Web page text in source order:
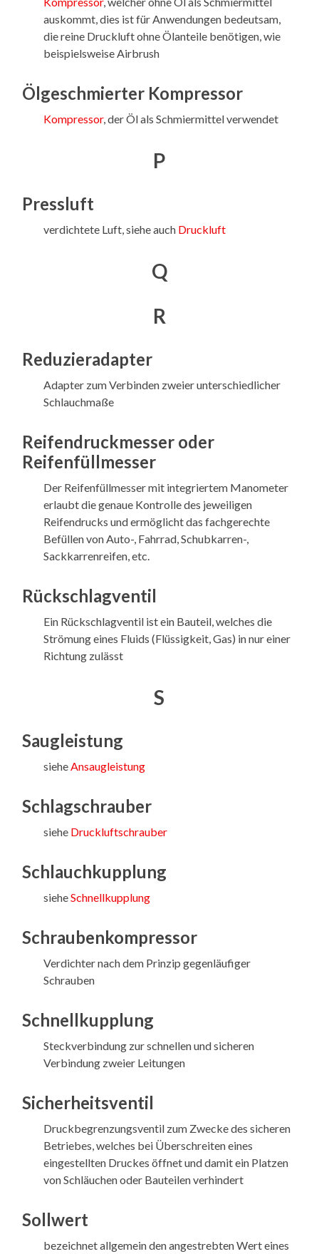
auskommt, dies ist für Anwendungen bedeutsam,
die reine Druckluft ohne Ölanteile benötigen, wie
beispielsweise Airbrush
Ölgeschmierter Kompressor
Kompressor, der Öl als Schmiermittel verwendet
P
Pressluft
verdichtete Luft, siehe auch Druckluft
Q
R
Reduzieradapter
Adapter zum Verbinden zweier unterschiedlicher
Schlauchmaße
Reifendruckmesser oder
Reifenfüllmesser
Der Reifenfüllmesser mit integriertem Manometer
erlaubt die genaue Kontrolle des jeweiligen
Reifendrucks und ermöglicht das fachgerechte
Befüllen von Auto-, Fahrrad, Schubkarren-,
Sackkarrenreifen, etc.
Rückschlagventil
Ein Rückschlagventil ist ein Bauteil, welches die
Strömung eines Fluids (Flüssigkeit, Gas) in nur einer
Richtung zulässt
S
Saugleistung
siehe Ansaugleistung
Schlagschrauber
siehe Druckluftschrauber
Schlauchkupplung
sieheSchnellkupplung
Schraubenkompressor
Verdichter nach dem Prinzip gegenläufiger
Schrauben
Schnellkupplung
Steckverbindung zur schnellen und sicheren
Verbindung zweier Leitungen
Sicherheitsventil
Druckbegrenzungsventil zum Zwecke des sicheren
Betriebes, welches bei Überschreiten eines
eingestellten Druckes öffnet und damit ein Platzen
von Schläuchen oder Bauteilen verhindert
Sollwert
bezeichnet allgemein den angestrebten Wert eines